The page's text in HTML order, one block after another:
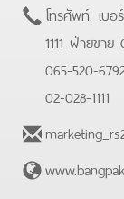
โทรศัพท์. เบ
1111 ฝ่ายขา
065-520-
02-028-1111